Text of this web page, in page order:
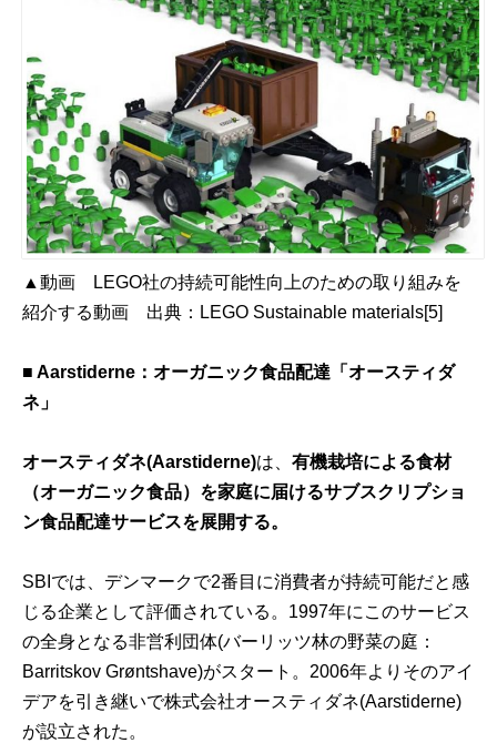
▲動画 LEGO社の持続可能性向上のための取り組みを
紹介する動画 出典： LEGO Sustainable materials[5]
■ Aarstiderne：オーガニック食品配達「オースティダ
ネ」
オースティダネ(Aarstiderne)は、有機栽培による食材
（オーガニック食品）を家庭に届けるサブスクリプショ
ン食品配達サービスを展開する。
SBIでは、デンマークで2番目に消費者が持続可能だと感
じる企業として評価されている。1997年にこのサービス
の全身となる非営利団体(バーリッツ林の野菜の庭：
Barritskov Grøntshave)がスタート。2006年よりそのアイ
デアを引き継いで株式会社オースティダネ(Aarstiderne)
が設立された。